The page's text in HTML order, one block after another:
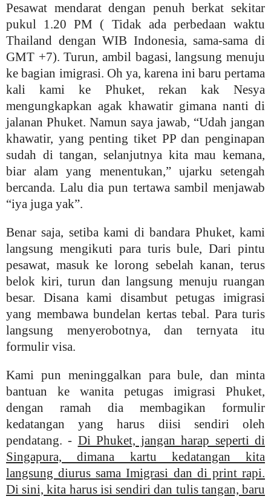
Pesawat mendarat dengan penuh berkat sekitar
pukul 1.20 PM ( Tidak ada perbedaan waktu
Thailand dengan WIB Indonesia, sama-sama di
GMT +7). Turun, ambil bagasi, langsung menuju
ke bagian imigrasi. Oh ya, karena ini baru pertama
kali kami ke Phuket, rekan kak Nesya
mengungkapkan agak khawatir gimana nanti di
jalanan Phuket. Namun saya jawab, “Udah jangan
khawatir, yang penting tiket PP dan penginapan
sudah di tangan, selanjutnya kita mau kemana,
biar alam yang menentukan,” ujarku setengah
bercanda. Lalu dia pun tertawa sambil menjawab
“iya juga yak”.
Benar saja, setiba kami di bandara Phuket, kami
langsung mengikuti para turis bule, Dari pintu
pesawat, masuk ke lorong sebelah kanan, terus
belok kiri, turun dan langsung menuju ruangan
besar. Disana kami disambut petugas imigrasi
yang membawa bundelan kertas tebal. Para turis
langsung menyerobotnya, dan ternyata itu
formulir visa.
Kami pun meninggalkan para bule, dan minta
bantuan ke wanita petugas imigrasi Phuket,
dengan ramah dia membagikan formulir
kedatangan yang harus diisi sendiri oleh
pendatang. - Di Phuket, jangan harap seperti di
Singapura, dimana kartu kedatangan kita
langsung diurus sama Imigrasi dan di print rapi.
Di sini, kita harus isi sendiri dan tulis tangan, baru